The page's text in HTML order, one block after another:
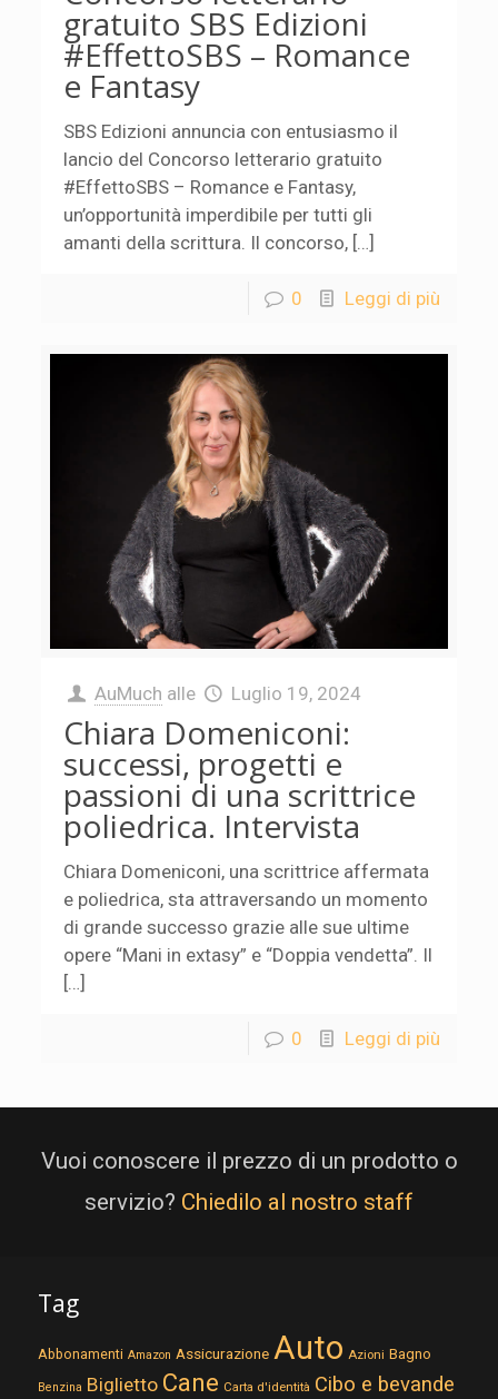
gratuito SBS Edizioni
#EffettoSBS – Romance
e Fantasy
SBS Edizioni annuncia con entusiasmo il
lancio del Concorso letterario gratuito
#EffettoSBS – Romance e Fantasy,
un’opportunità imperdibile per tutti gli
amanti della scrittura. Il concorso, […]
0 Leggi di più
AuMuch alle Luglio 19, 2024
Chiara Domeniconi:
successi, progetti e
passioni di una scrittrice
poliedrica. Intervista
Chiara Domeniconi, una scrittrice affermata
e poliedrica, sta attraversando un momento
di grande successo grazie alle sue ultime
opere “Mani in extasy” e “Doppia vendetta”. Il
[…]
0 Leggi di più
Vuoi conoscere il prezzo di un prodotto o
servizio? Chiedilo al nostro staff
Tag
Abbonamenti Amazon Assicurazione Auto Azioni Bagno
Benzina Biglietto Cane Carta d'identità Cibo e bevande